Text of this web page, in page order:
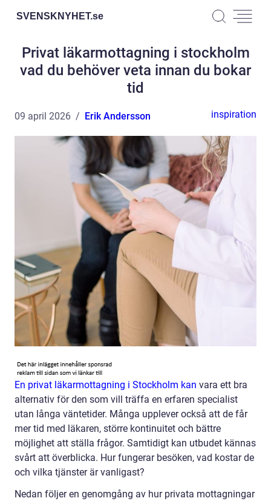
SVENSKNYHET.se
Privat läkarmottagning i stockholm
vad du behöver veta innan du bokar
tid
09 april 2026 Erik Andersson inspiration
En privat läkarmottagning i Stockholm kan vara ett bra
alternativ för den som vill träffa en erfaren specialist
utan långa väntetider. Många upplever också att de får
mer tid med läkaren, större kontinuitet och bättre
möjlighet att ställa frågor. Samtidigt kan utbudet kännas
svårt att överblicka. Hur fungerar besöken, vad kostar de
och vilka tjänster är vanligast?
Nedan följer en genomgång av hur privata mottagningar